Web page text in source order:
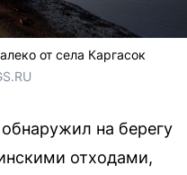
от села Каргасок
на берегу
отходами,